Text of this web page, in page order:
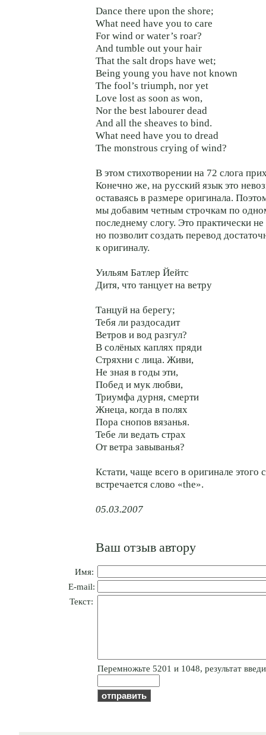
Dance there upon the shore;
What need have you to care
For wind or water’s roar?
And tumble out your hair
That the salt drops have wet;
Being young you have not known
The fool’s triumph, nor yet
Love lost as soon as won,
Nor the best labourer dead
And all the sheaves to bind.
What need have you to dread
The monstrous crying of wind?
В этом стихотворении на 72 слога
Конечно же, на русский язык это
оставаясь в размере оригинала.
мы добавим четным строчкам по
последнему слогу. Это практически
но позволит создать перевод
к оригиналу.
Уильям Батлер Йейтс
Дитя, что танцует на ветру
Танцуй на берегу;
Тебя ли раздосадит
Ветров и вод разгул?
В солёных каплях пряди
Стряхни с лица. Живи,
Не зная в годы эти,
Побед и мук любви,
Триумфа дурня, смерти
Жнеца, когда в полях
Пора снопов вязанья.
Тебе ли ведать страх
От ветра завыванья?
Кстати, чаще всего в оригинале этого
встречается слово «the».
05.03.2007
Ваш отзыв автору
Имя:
E-mail:
Текст:
Пepeмнoжьтe 5201 и 1048, результат